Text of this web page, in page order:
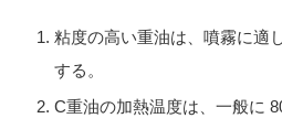
粘度の高い重油は、噴霧に適
する。
C重油の加熱温度は、一般に